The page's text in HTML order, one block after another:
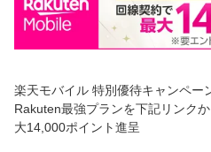
楽天モバイル 特別優待キャンペー
Rakuten最強プランを下記リンク
大14,000ポイント進呈